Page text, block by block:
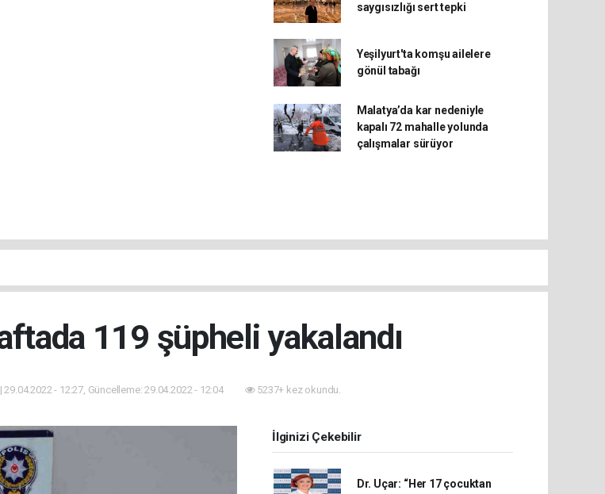
saygısızlığı sert tepki
Yeşilyurt'ta komşu ailelere
gönül tabağı
Malatya’da kar nedeniyle
kapalı 72 mahalle yolunda
çalışmalar sürüyor
119 şüpheli yakalandı
- 12:27, Güncelleme: 29.04.2022 - 12:04 5237+ kez okundu.
İlginizi Çekebilir
Dr. Uçar: “Her 17 çocuktan